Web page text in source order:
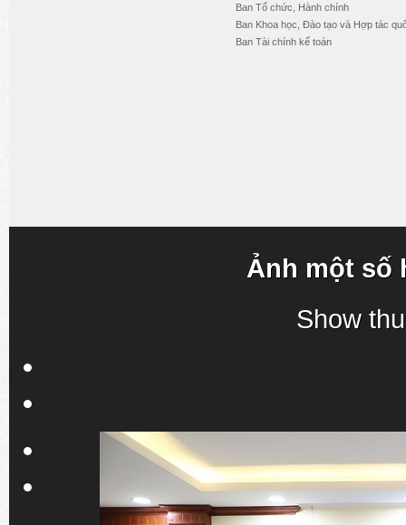
Ban Tổ chức, Hành chính
Ban Khoa học, Đào tạo và Hợp tác
Ban Tài chính kế toán
Ảnh một số
Show